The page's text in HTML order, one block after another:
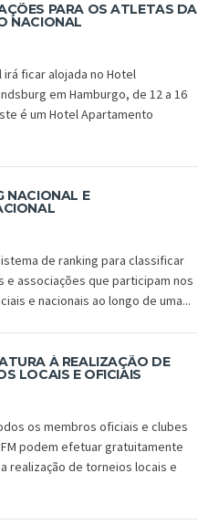
PARA OS ATLETAS DA
NACIONAL
irá ficar alojada no Hotel
em Hamburgo, de 12 a 16
é um Hotel Apartamento
NACIONAL E
de ranking para classificar
e associações que participam nos
e nacionais ao longo de uma...
À REALIZAÇÃO DE
LOCAIS E OFICIAIS
os membros oficiais e clubes
podem efetuar gratuitamente
realização de torneios locais e